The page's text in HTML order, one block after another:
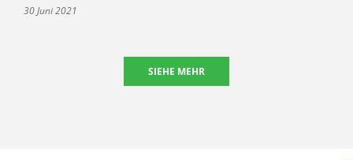
30 Juni 2021
SIEHE MEHR